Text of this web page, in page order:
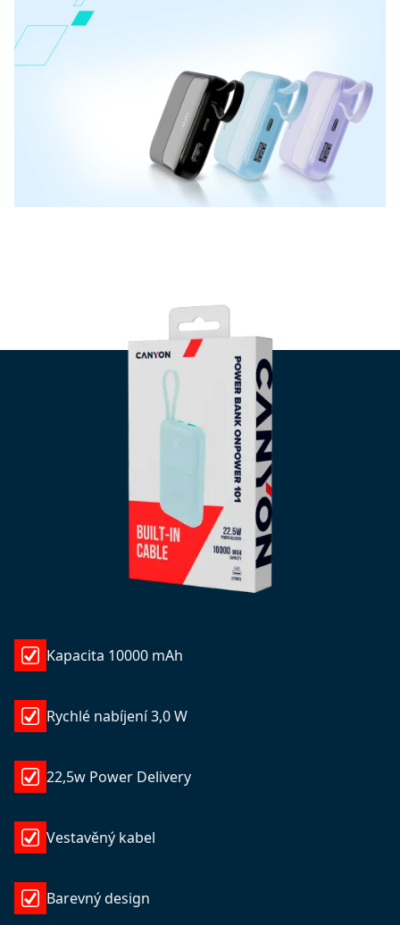
Kapacita 10000 mAh
Rychlé nabíjení 3,0 W
22,5w Power Delivery
Vestavěný kabel
Barevný design